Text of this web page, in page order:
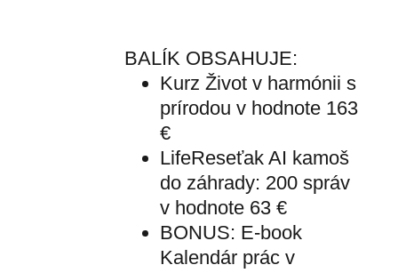
BALÍK OBSAHUJE:
Kurz Život v harmónii s
prírodou v hodnote 163
€
LifeReseťak AI kamoš
do záhrady: 200 správ
v hodnote 63 €
BONUS: E-book
Kalendár prác v